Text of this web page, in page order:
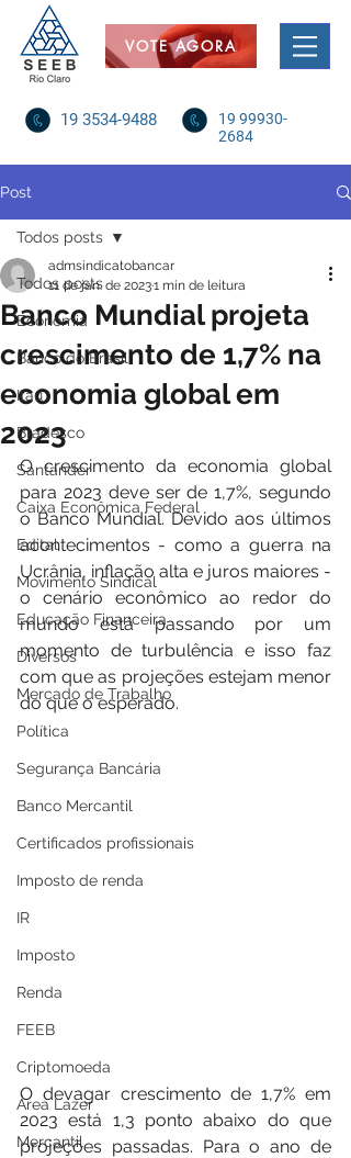
VOTE AGORA
19 3534-9488
19 99930-
2684
Post
Todos posts
Economia
Banco do Brasil
Itaú
Bradesco
Santander
Caixa Econômica Federal
Edital
Movimento Sindical
Educação Financeira
Diversos
Mercado de Trabalho
Política
Segurança Bancária
Banco Mercantil
Certificados profissionais
Imposto de renda
IR
Imposto
Renda
FEEB
Criptomoeda
Área Lazer
Mercantil
Todos posts
Banco Mundial projeta
crescimento de 1,7% na
economia global em
2023
admsindicatobancar
11 de jan. de 20231 min de leitura
O crescimento da economia global
para 2023 deve ser de 1,7%, segundo
o Banco Mundial. Devido aos últimos
acontecimentos - como a guerra na
Ucrânia, inflação alta e juros maiores -
o cenário econômico ao redor do
mundo está passando por um
momento de turbulência e isso faz
com que as projeções estejam menor
do que o esperado.
O devagar crescimento de 1,7% em
2023 está 1,3 ponto abaixo do que
projeções passadas. Para o ano de